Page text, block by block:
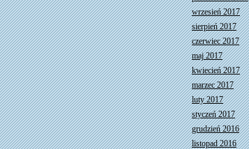
wrzesień 2017
sierpień 2017
czerwiec 2017
maj 2017
kwiecień 2017
marzec 2017
luty 2017
styczeń 2017
grudzień 2016
listopad 2016